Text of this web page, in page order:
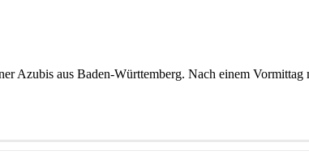
Azubis aus Baden-Württemberg. Nach einem